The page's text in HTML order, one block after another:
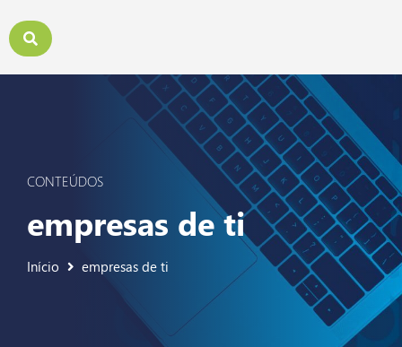
CONTEÚDOS
empresas de ti
Início empresas de ti